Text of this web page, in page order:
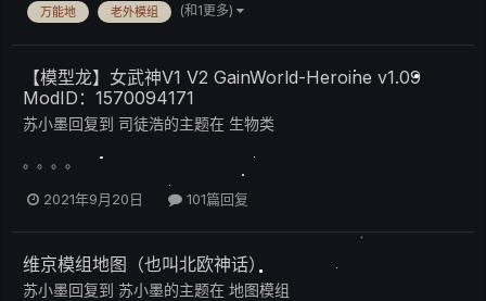
万能地 老外模组 (和1更多)
【模型龙】女武神V1 V2 GainWorld-Heroine v1.09
ModID：1570094171
苏小墨回复到 司徒浩的主题在 生物类
。。。。
2021年9月20日 101篇回复
维京模组地图（也叫北欧神话）
苏小墨回复到 苏小墨的主题在 地图模组